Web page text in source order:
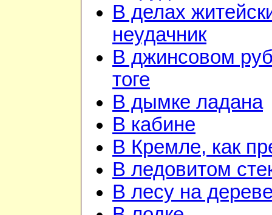
В делах
неудачник
В джинсовом
тоге
В дымке ладана
В кабине
В Кремле, как
В ледовитом
В лесу на